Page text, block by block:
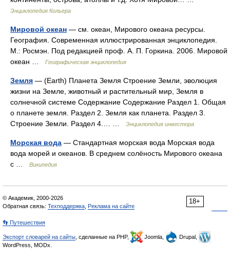
Энциклопедия Кольера
Мировой океан — см. океан, Мирового океана ресурсы.
География. Современная иллюстрированная энциклопедия.
М.: Росмэн. Под редакцией проф. А. П. Горкина. 2006. Мировой
океан …
Географическая энциклопедия
Земля — (Earth) Планета Земля Строение Земли, эволюция
жизни на Земле, животный и растительный мир, Земля в
солнечной системе Содержание Содержание Раздел 1. Общая
о планете земля. Раздел 2. Земля как планета. Раздел 3.
Строение Земли. Раздел 4.… …
Энциклопедия инвестора
Морская вода — Стандартная морская вода Морская вода
вода морей и океанов. В среднем солёность Мирового океана
с …
Википедия
18+
© Академик, 2000-2026
Обратная связь: Техподдержка Реклама на сайте
👣 Путешествия
Экспорт словарей на сайты , сделанные на PHP, Joomla,
Drupal,
WordPress, MODx.